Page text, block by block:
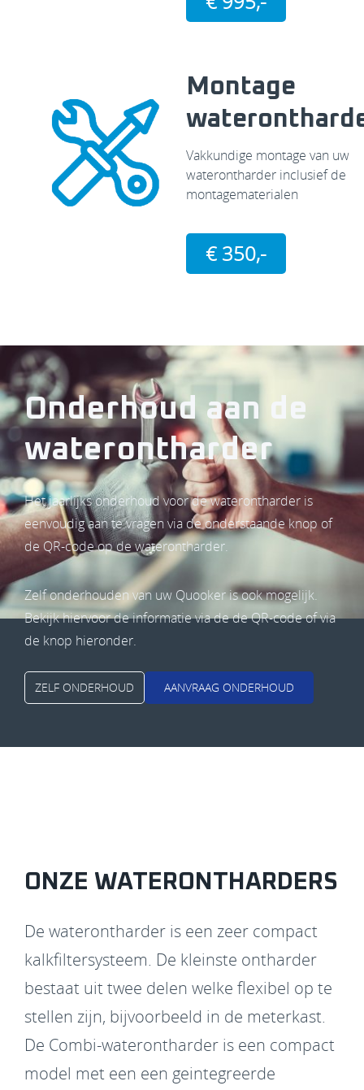
Montage
Vakkundige montage van uw
waterontharder inclusief de
montagematerialen
€ 350,-
Onderhoud aan de
waterontharder
Het jaarlijks onderhoud voor de waterontharder is
eenvoudig aan te vragen via de onderstaande knop of
de QR-code op de waterontharder.
Zelf onderhouden van uw Quooker is ook mogelijk.
Bekijk hiervoor de informatie via de de QR-code of via
de knop hieronder.
ZELF ONDERHOUD AANVRAAG ONDERHOUD
ONZE WATERONTHARDERS
De waterontharder is een zeer compact
kalkfiltersysteem. De kleinste ontharder
bestaat uit twee delen welke flexibel op te
stellen zijn, bijvoorbeeld in de meterkast.
De Combi-waterontharder is een compact
model met een een geintegreerde